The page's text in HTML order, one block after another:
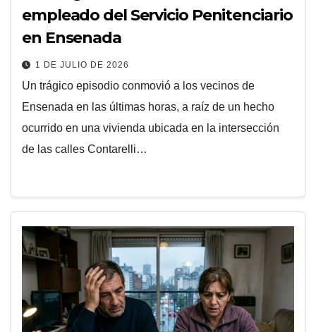
empleado del Servicio Penitenciario
en Ensenada
1 DE JULIO DE 2026
Un trágico episodio conmovió a los vecinos de
Ensenada en las últimas horas, a raíz de un hecho
ocurrido en una vivienda ubicada en la intersección
de las calles Contarelli…